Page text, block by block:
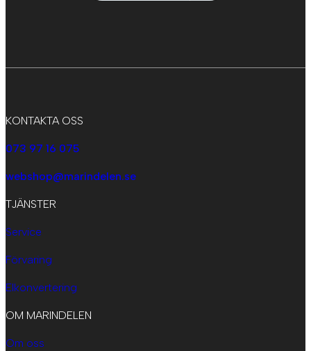
KONTAKTA OSS
073 97 16 075
webshop@marindelen.se
TJÄNSTER
Service
Förvaring
Elkonvertering
OM MARINDELEN
Om oss